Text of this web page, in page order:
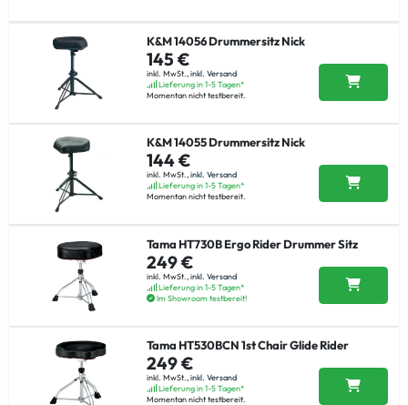
K&M 14056 Drummersitz Nick
145 €
inkl. MwSt., inkl. Versand
Lieferung in 1-5 Tagen*
Momentan nicht testbereit.
K&M 14055 Drummersitz Nick
144 €
inkl. MwSt., inkl. Versand
Lieferung in 1-5 Tagen*
Momentan nicht testbereit.
Tama HT730B Ergo Rider Drummer Sitz
249 €
inkl. MwSt., inkl. Versand
Lieferung in 1-5 Tagen*
Im Showroom testbereit!
Tama HT530BCN 1st Chair Glide Rider
249 €
inkl. MwSt., inkl. Versand
Lieferung in 1-5 Tagen*
Momentan nicht testbereit.